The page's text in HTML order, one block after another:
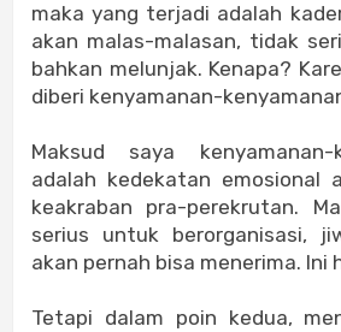
maka yang terjadi adalah
akan malas-malasan, tidak
bahkan melunjak. Kenapa?
diberi kenyamanan-
Maksud saya
adalah kedekatan emosional
keakraban pra-perekrutan.
serius untuk berorganisasi,
akan pernah bisa menerima. Ini
Tetapi dalam poin kedua,